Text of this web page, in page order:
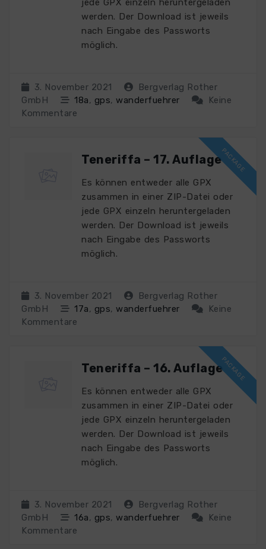
jede GPX einzeln heruntergeladen
werden. Der Download ist jeweils
nach Eingabe des Passworts
möglich.
3. November 2021
Bergverlag Rother
GmbH
18a, gps, wanderfuehrer
Keine
Kommentare
Teneriffa – 17. Auflage
Es können entweder alle GPX
zusammen in einer ZIP-Datei oder
jede GPX einzeln heruntergeladen
werden. Der Download ist jeweils
nach Eingabe des Passworts
möglich.
3. November 2021
Bergverlag Rother
GmbH
17a, gps, wanderfuehrer
Keine
Kommentare
Teneriffa – 16. Auflage
Es können entweder alle GPX
zusammen in einer ZIP-Datei oder
jede GPX einzeln heruntergeladen
werden. Der Download ist jeweils
nach Eingabe des Passworts
möglich.
3. November 2021
Bergverlag Rother
GmbH
16a, gps, wanderfuehrer
Keine
Kommentare